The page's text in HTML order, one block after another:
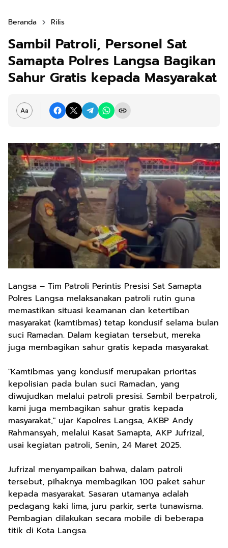
Beranda Rilis
Sambil Patroli, Personel Sat
Samapta Polres Langsa Bagikan
Sahur Gratis kepada Masyarakat
Langsa – Tim Patroli Perintis Presisi Sat Samapta
Polres Langsa melaksanakan patroli rutin guna
memastikan situasi keamanan dan ketertiban
masyarakat (kamtibmas) tetap kondusif selama bulan
suci Ramadan. Dalam kegiatan tersebut, mereka
juga membagikan sahur gratis kepada masyarakat.
"Kamtibmas yang kondusif merupakan prioritas
kepolisian pada bulan suci Ramadan, yang
diwujudkan melalui patroli presisi. Sambil berpatroli,
kami juga membagikan sahur gratis kepada
masyarakat," ujar Kapolres Langsa, AKBP Andy
Rahmansyah, melalui Kasat Samapta, AKP Jufrizal,
usai kegiatan patroli, Senin, 24 Maret 2025.
Jufrizal menyampaikan bahwa, dalam patroli
tersebut, pihaknya membagikan 100 paket sahur
kepada masyarakat. Sasaran utamanya adalah
pedagang kaki lima, juru parkir, serta tunawisma.
Pembagian dilakukan secara mobile di beberapa
titik di Kota Langsa.